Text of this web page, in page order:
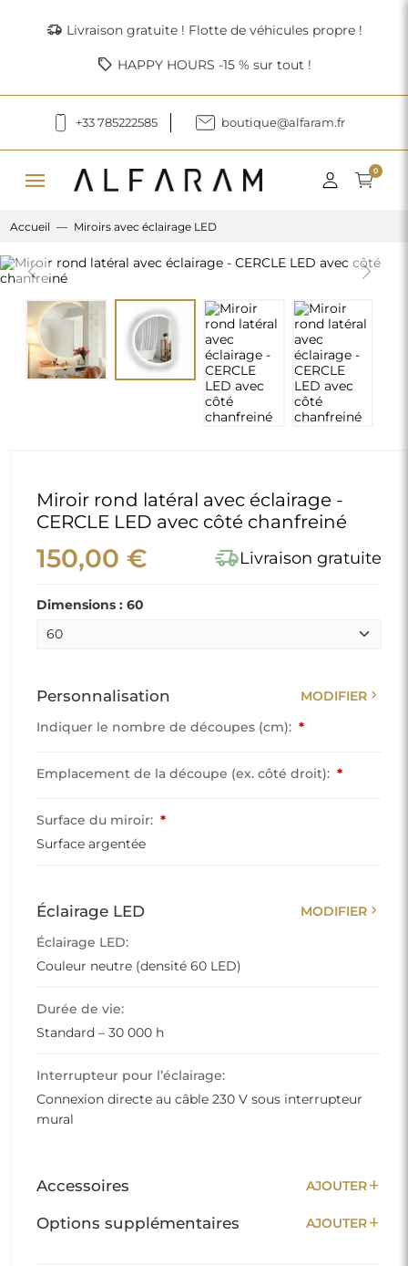
delivery_truck_speed Livraison gratuite ! Flotte de véhicules propre !
sell HAPPY HOURS -15 % sur tout !
+33 785222585 boutique@alfaram.fr
menu 0
Accueil Miroirs avec éclairage LED
Previous Next
Miroir rond latéral avec éclairage -
CERCLE LED avec côté chanfreiné
150,00 € delivery_truck_speedLivraison gratuite
Dimensions : 60
Personnalisation MODIFIER chevron_right
Indiquer le nombre de découpes (cm): *
Emplacement de la découpe (ex. côté droit): *
Surface du miroir: *
Surface argentée
Éclairage LED MODIFIER chevron_right
Éclairage LED:
Couleur neutre (densité 60 LED)
Durée de vie:
Standard – 30 000 h
Interrupteur pour l’éclairage:
Connexion directe au câble 230 V sous interrupteur
mural
Accessoires AJOUTERadd
Options supplémentaires AJOUTERadd